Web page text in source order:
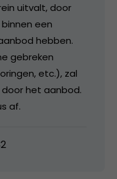
uitvalt, door
een
hebben.
gebreken
etc.), zal
het aanbod.
af.